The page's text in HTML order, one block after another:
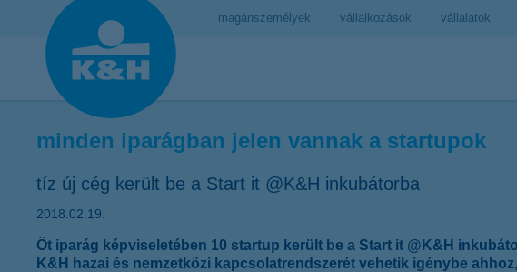
magánszemélyek vállalkozások vállalatok
minden iparágban jelen vannak a startupok
tíz új cég került be a Start it @K&H inkubátorba
2018.02.19.
Öt iparág képviseletében 10 startup került be a Start it @K&H
K&H hazai és nemzetközi kapcsolatrendszerét vehetik igénybe